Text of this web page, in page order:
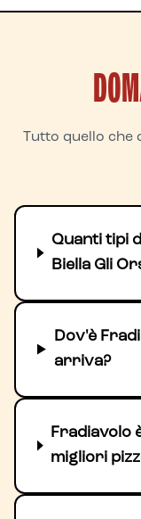
Tutto quello che
Quanti tipi
Biella Gli
Dov'è
arriva?
Fradiavolo
migliori